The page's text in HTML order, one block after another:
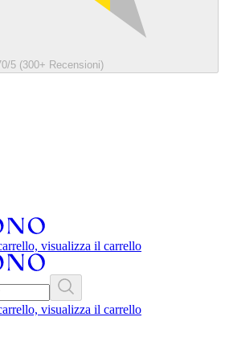
5 (300+ Recensioni)
visualizza il carrello
visualizza il carrello